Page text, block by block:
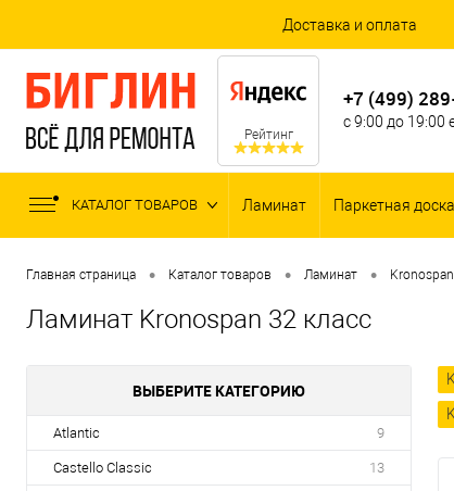
Доставка и оплата
Рейтинг
+7 (499)
с 9:00 до 19:00
КАТАЛОГ ТОВАРОВ Ламинат Паркетная доска
Главная страница • Каталог товаров • Ламинат • Kronospan
Ламинат Kronospan 32 класс
ВЫБЕРИТЕ КАТЕГОРИЮ
Atlantic 9
Castello Classic 13